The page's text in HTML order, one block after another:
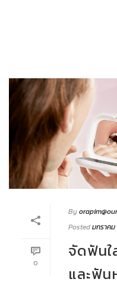
0
By
Postedมกราคม
จัดฟันใ
และฟั